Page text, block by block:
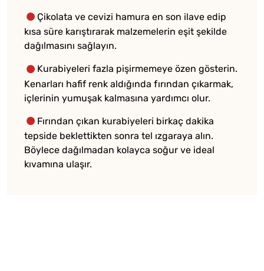
Çikolata ve cevizi hamura en son ilave edip
kısa süre karıştırarak malzemelerin eşit şekilde
dağılmasını sağlayın.
Kurabiyeleri fazla pişirmemeye özen gösterin.
Kenarları hafif renk aldığında fırından çıkarmak,
içlerinin yumuşak kalmasına yardımcı olur.
Fırından çıkan kurabiyeleri birkaç dakika
tepside beklettikten sonra tel ızgaraya alın.
Böylece dağılmadan kolayca soğur ve ideal
kıvamına ulaşır.